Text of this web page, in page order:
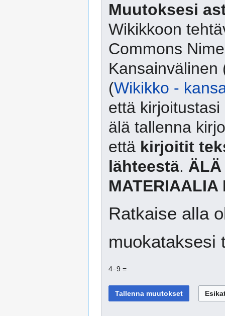
Muutoksesi
Wikikkoon
Commons
Kansainvälinen
(Wikikko -
että
älä tallenna
että kirjoitit
lähteestä. ÄLÄ
MATERIAALIA
Ratkaise alla
muokataksesi
4−9 =